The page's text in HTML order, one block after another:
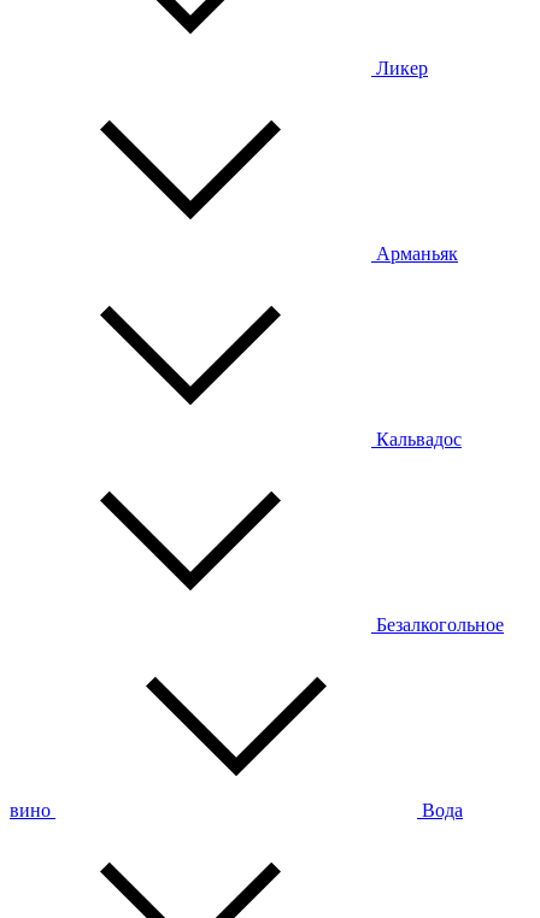
Ликер
Арманьяк
Кальвадос
Безалкогольное
вино Вода